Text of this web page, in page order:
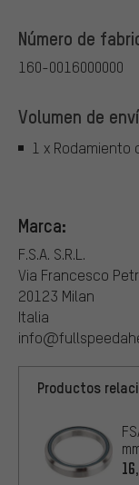
Número de
160-0016000000
Volumen de
1 x Rodamiento
Marca:
F.S.A. S.R.L.
Via Francesco
20123 Milan
Italia
Productos